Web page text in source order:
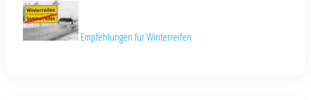
Empfehlungen für Winterreifen